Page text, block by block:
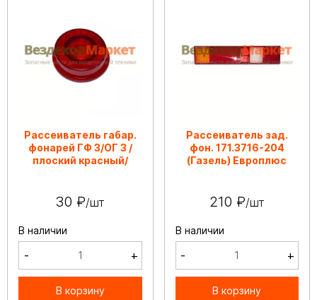
Рассеиватель габар.
фонарей ГФ 3/ОГ 3 /
плоский красный/
30 ₽/шт
В наличии
- +
В корзину
Рассеиватель зад.
фон. 171.3716-204
(Газель) Европлюс
210 ₽/шт
В наличии
- +
В корзину